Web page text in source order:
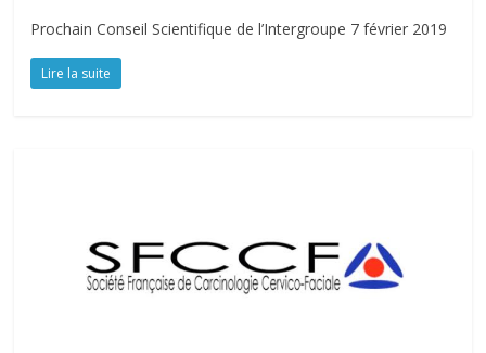
Prochain Conseil Scientifique de l’Intergroupe 7 février 2019
Lire la suite